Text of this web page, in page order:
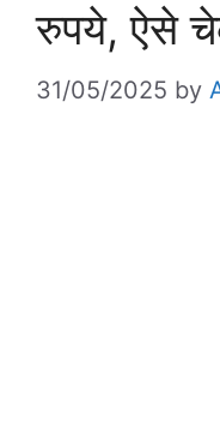
रुपये, ऐसे
31/05/2025 by